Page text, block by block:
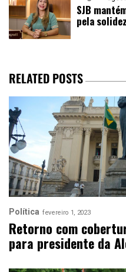
SJB
pela
RELATED POSTS
Política fevereiro 1, 2023
Retorno com
para presidente da